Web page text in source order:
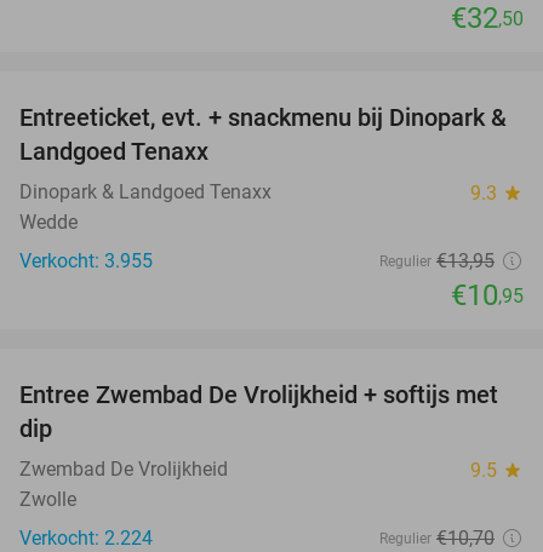
€32,50
22%
Entreeticket, evt. + snackmenu bij Dinopark &
Landgoed Tenaxx
Dinopark & Landgoed Tenaxx 9.3 star
Wedde
Verkocht: 3.955
Regulier €13,95
€10,95
44%
Entree Zwembad De Vrolijkheid + softijs met
dip
Zwembad De Vrolijkheid 9.5 star
Zwolle
Verkocht: 2.224
Regulier €10,70